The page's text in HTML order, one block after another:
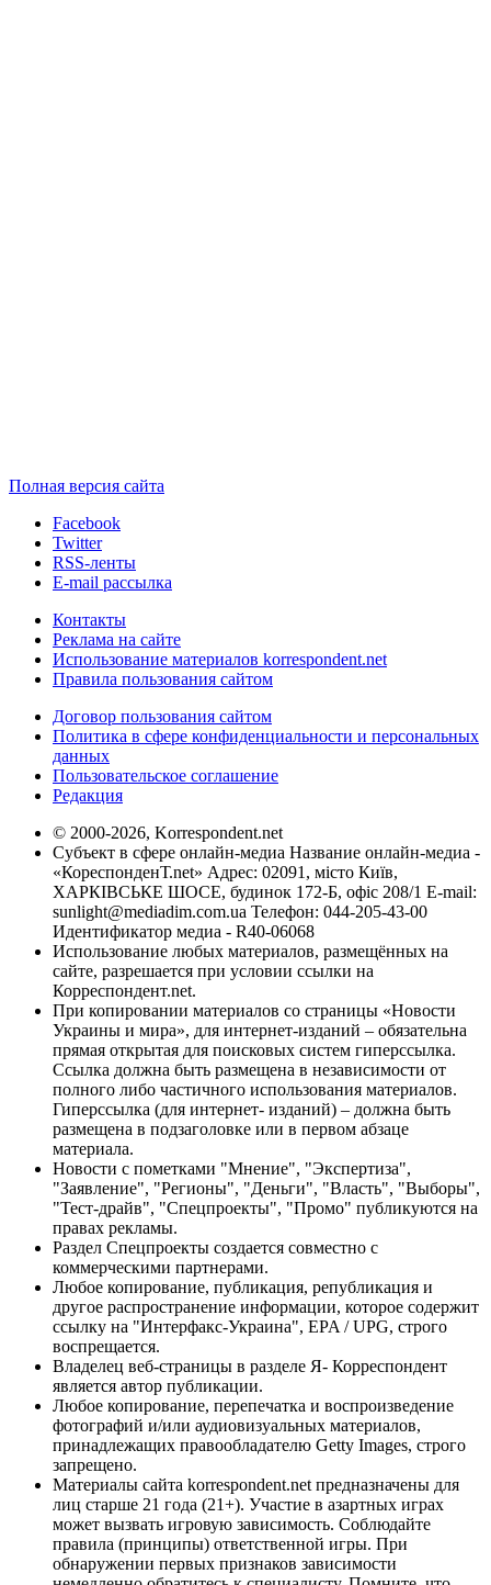
Полная версия сайта
Facebook
Twitter
RSS-ленты
E-mail рассылка
Контакты
Реклама на сайте
Использование материалов korrespondent.net
Правила пользования сайтом
Договор пользования сайтом
Политика в сфере конфиденциальности и персональных
данных
Пользовательское соглашение
Редакция
© 2000-2026, Korrespondent.net
Субъект в сфере онлайн-медиа Название онлайн-медиа -
«КореспонденТ.net» Адрес: 02091, місто Київ,
ХАРКІВСЬКЕ ШОСЕ, будинок 172-Б, офіс 208/1 E-mail:
sunlight@mediadim.com.ua Телефон: 044-205-43-00
Идентификатор медиа - R40-06068
Использование любых материалов, размещённых на
сайте, разрешается при условии ссылки на
Корреспондент.net.
При копировании материалов со страницы «Новости
Украины и мира», для интернет-изданий – обязательна
прямая открытая для поисковых систем гиперссылка.
Ссылка должна быть размещена в независимости от
полного либо частичного использования материалов.
Гиперссылка (для интернет- изданий) – должна быть
размещена в подзаголовке или в первом абзаце
материала.
Новости с пометками "Мнение", "Экспертиза",
"Заявление", "Регионы", "Деньги", "Власть", "Выборы",
"Тест-драйв", "Спецпроекты", "Промо" публикуются на
правах рекламы.
Раздел Спецпроекты создается совместно с
коммерческими партнерами.
Любое копирование, публикация, републикация и
другое распространение информации, которое содержит
ссылку на "Интерфакс-Украина", EPA / UPG, строго
воспрещается.
Владелец веб-страницы в разделе Я- Корреспондент
является автор публикации.
Любое копирование, перепечатка и воспроизведение
фотографий и/или аудиовизуальных материалов,
принадлежащих правообладателю Getty Images, строго
запрещено.
Материалы сайта korrespondent.net предназначены для
лиц старше 21 года (21+). Участие в азартных играх
может вызвать игровую зависимость. Соблюдайте
правила (принципы) ответственной игры. При
обнаружении первых признаков зависимости